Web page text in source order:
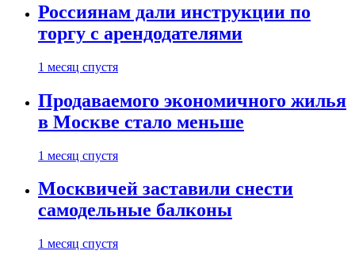
Россиянам дали инструкции по
торгу с арендодателями
1 месяц спустя
Продаваемого экономичного жилья
в Москве стало меньше
1 месяц спустя
Москвичей заставили снести
самодельные балконы
1 месяц спустя